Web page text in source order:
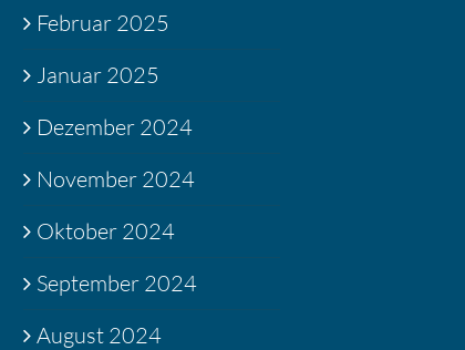
Februar 2025
Januar 2025
Dezember 2024
November 2024
Oktober 2024
September 2024
August 2024